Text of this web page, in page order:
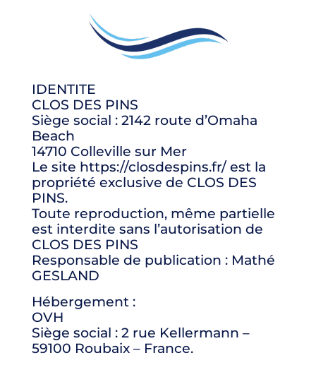
IDENTITE
CLOS DES PINS
Siège social : 2142 route d’Omaha
Beach
14710 Colleville sur Mer
Le site https://closdespins.fr/ est la
propriété exclusive de CLOS DES
PINS.
Toute reproduction, même partielle
est interdite sans l’autorisation de
CLOS DES PINS
Responsable de publication : Mathé
GESLAND
Hébergement :
OVH
Siège social : 2 rue Kellermann –
59100 Roubaix – France.